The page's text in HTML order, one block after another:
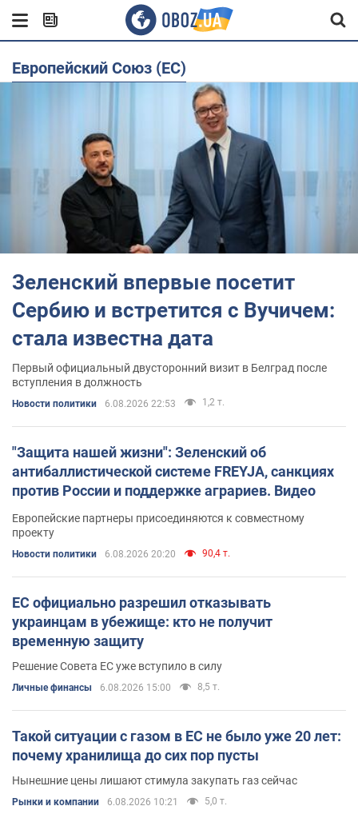
Европейский Союз (ЕС)
Зеленский впервые посетит
Сербию и встретится с Вучичем:
стала известна дата
Первый официальный двусторонний визит в Белград после
вступления в должность
Новости политики 6.08.2026 22:53 1,2 т.
"Защита нашей жизни": Зеленский об
антибаллистической системе FREYJA, санкциях
против России и поддержке аграриев. Видео
Европейские партнеры присоединяются к совместному
проекту
Новости политики 6.08.2026 20:20 90,4 т.
ЕС официально разрешил отказывать
украинцам в убежище: кто не получит
временную защиту
Решение Совета ЕС уже вступило в силу
Личные финансы 6.08.2026 15:00 8,5 т.
Такой ситуации с газом в ЕС не было уже 20 лет:
почему хранилища до сих пор пусты
Нынешние цены лишают стимула закупать газ сейчас
Рынки и компании 6.08.2026 10:21 5,0 т.